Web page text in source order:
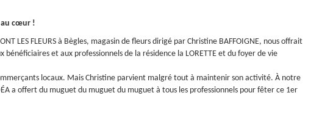
au cœur !
LES FLEURS à Bègles, magasin de fleurs dirigé par Christine BAFFOIGNE, nous offrait
bénéficiaires et aux professionnels de la résidence la LORETTE et du foyer de vie
locaux. Mais Christine parvient malgré tout à maintenir son activité. À notre
a offert du muguet du muguet du muguet à tous les professionnels pour fêter ce 1er